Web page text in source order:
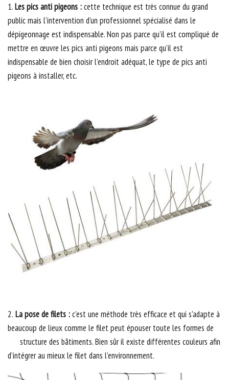
1.Les pics anti pigeons :cette technique est très connue du grand
public mais l’intervention d’un professionnel spécialisé dans le
dépigeonnage est indispensable. Non pas parce qu’il est compliqué de
mettre en œuvre les pics anti pigeons mais parce qu’il est
indispensable de bien choisir l’endroit adéquat, le type de pics anti
pigeons à installer, etc.
2. La pose de filets :c’est une méthode très efficace et qui s’adapte à
beaucoup de lieux comme le filet peut épouser toute les formes de
structure des bâtiments. Bien sûr il existe différentes couleurs afin
d’intégrer au mieux le filet dans l’environnement.